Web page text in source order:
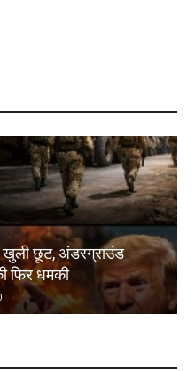
छूट, अंडरग्राउंड
फिर धमकी